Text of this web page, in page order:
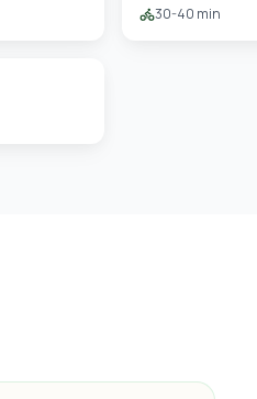
30-40 min